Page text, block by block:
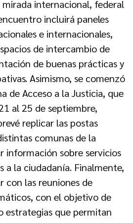
mirada internacional, federal
incluirá paneles
e internacionales,
de intercambio de
de buenas prácticas y
Asimismo, se comenzó
de Acceso a la Justicia, que
al 25 de septiembre,
replicar las postas
comunas de la
información sobre servicios
a la ciudadanía. Finalmente,
con las reuniones de
con el objetivo de
estrategias que permitan